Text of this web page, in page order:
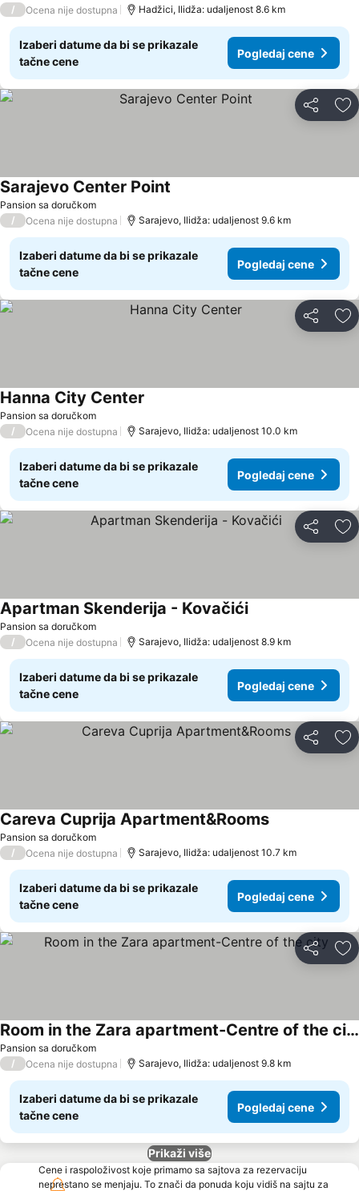
/ Ocena nije dostupna Hadžici, Ilidža: udaljenost 8.6 km
Izaberi datume da bi se prikazale
tačne cene
Pogledaj cene
Deli
Pansion sa doručkom
Sarajevo Center Point
/ Ocena nije dostupna Sarajevo, Ilidža: udaljenost 9.6 km
Izaberi datume da bi se prikazale
tačne cene
Pogledaj cene
Deli
Pansion sa doručkom
Hanna City Center
/ Ocena nije dostupna Sarajevo, Ilidža: udaljenost 10.0 km
Izaberi datume da bi se prikazale
tačne cene
Pogledaj cene
Deli
Pansion sa doručkom
Apartman Skenderija - KovačićiPogledaj cene
/ Ocena nije dostupna Sarajevo, Ilidža: udaljenost 8.9 km
Izaberi datume da bi se prikazale
tačne cene
Pogledaj cene
Deli
Pansion sa doručkom
Careva Cuprija Apartment&RoomsPogledaj cene
/ Ocena nije dostupna Sarajevo, Ilidža: udaljenost 10.7 km
Izaberi datume da bi se prikazale
tačne cene
Pogledaj cene
Deli
Pansion sa doručkom
Room in the Zara apartment-Centre of the city
Pogledaj cene
/ Ocena nije dostupna Sarajevo, Ilidža: udaljenost 9.8 km
Izaberi datume da bi se prikazale
tačne cene
Pogledaj cene
Prikaži više
Cene i raspoloživost koje primamo sa sajtova za rezervaciju
neprestano se menjaju. To znači da ponuda koju vidiš na sajtu za